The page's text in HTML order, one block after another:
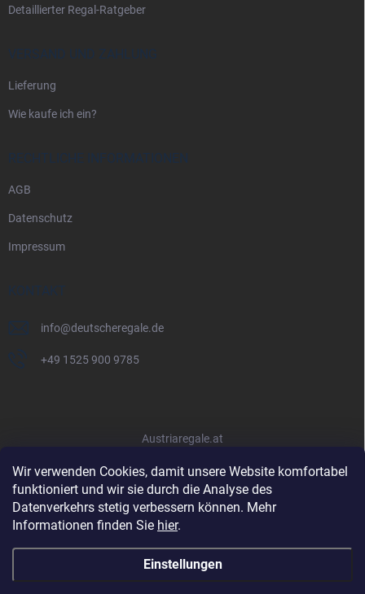
Wir verwenden Cookies, damit unsere Website komfortabel
funktioniert und wir sie durch die Analyse des
Datenverkehrs stetig verbessern können. Mehr
Informationen finden Sie hier.
Einstellungen
Detaillierter Regal-Ratgeber
VERSAND UND ZAHLUNG
Lieferung
Wie kaufe ich ein?
RECHTLICHE INFORMATIONEN
AGB
Datenschutz
Impressum
KONTAKT
info@deutscheregale.de
+49 1525 900 9785
Austriaregale.at